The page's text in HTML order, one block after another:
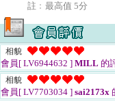
註﹕最高值 5分
相貌
會員[ LV6944632 ] MILL 的
相貌
會員[ LV7703034 ] sai2173x